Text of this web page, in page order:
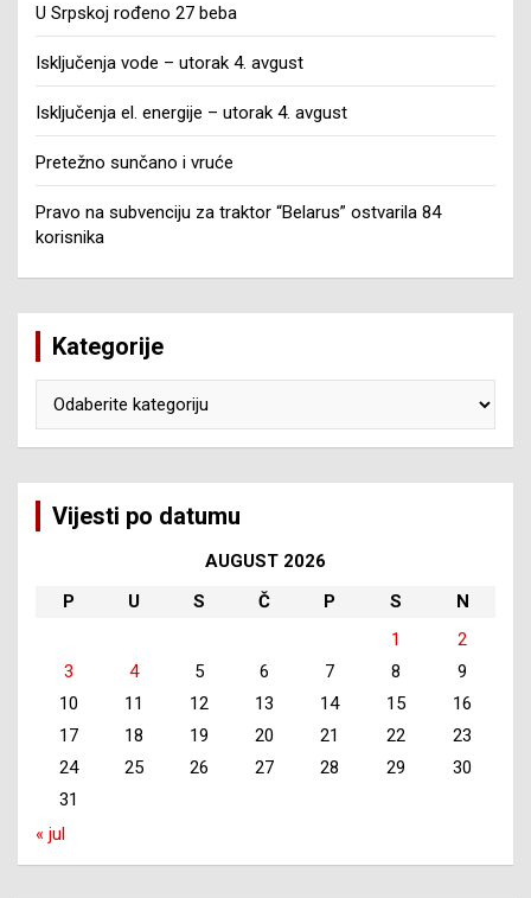
U Srpskoj rođeno 27 beba
Isključenja vode – utorak 4. avgust
Isključenja el. energije – utorak 4. avgust
Pretežno sunčano i vruće
Pravo na subvenciju za traktor “Belarus” ostvarila 84
korisnika
Kategorije
Vijesti po datumu
AUGUST 2026
P
U S Č P S
N
1
2
3
4 5 6 7 8
9
10
11 12 13 14 15
16
17
18 19 20 21 22
23
24
25 26 27 28 29
30
31
« jul